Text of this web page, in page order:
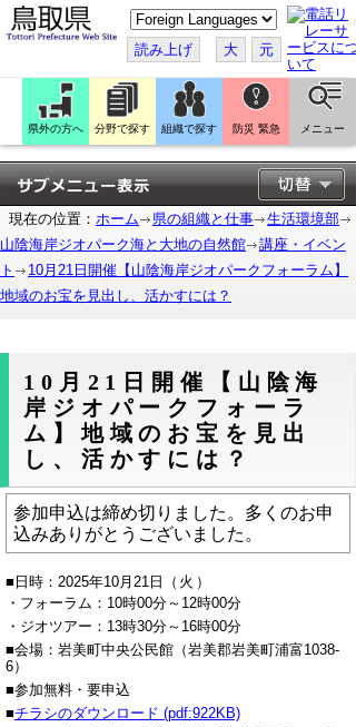
こ
の
ペ
ー
ジ
翻
訳
す
る
読み上げ 大 元
県外の方へ 分野で探す 組織で探す 防災 緊急 メニュー
現在の位置： ホーム 県の組織と仕事
生活環境部
山陰海岸ジオパーク海と大地の自然館
講座・イベン
ト
10月21日開催【山陰海岸ジオパークフォーラム】
地域のお宝を見出し、活かすには？
10月21日開催【山陰海
岸ジオパークフォーラ
ム】地域のお宝を見出
し、活かすには？
参加申込は締め切りました。多くのお申
込みありがとうございました。
■日時：2025年10月21日
（火）
・フォーラム：10時00分～12時00分
・ジオツアー：13時30分～16時00分
■会場：岩美町中央公民館（岩美郡岩美町浦富1038-
6）
■参加無料・要申込
■チラシのダウンロード (pdf:922KB)